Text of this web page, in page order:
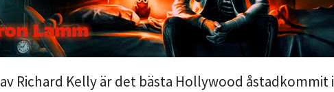
av Richard Kelly är det bästa Hollywood åstadkommit i